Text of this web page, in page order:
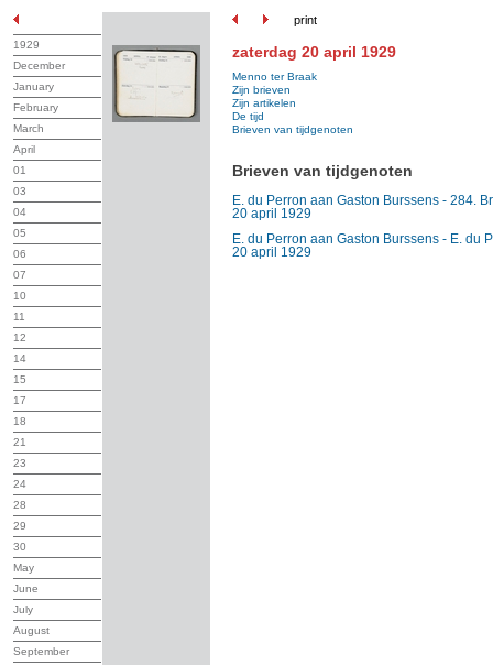
print
1929
December
January
February
March
April
01
03
04
05
06
07
10
11
12
14
15
17
18
21
23
24
28
29
30
May
June
July
August
September
zaterdag 20 april 1929
Menno ter Braak
Zijn brieven
Zijn artikelen
De tijd
Brieven van tijdgenoten
Brieven van tijdgenoten
E. du Perron aan Gaston Burssens - 284.
20 april 1929
E. du Perron aan Gaston Burssens - E. du
20 april 1929